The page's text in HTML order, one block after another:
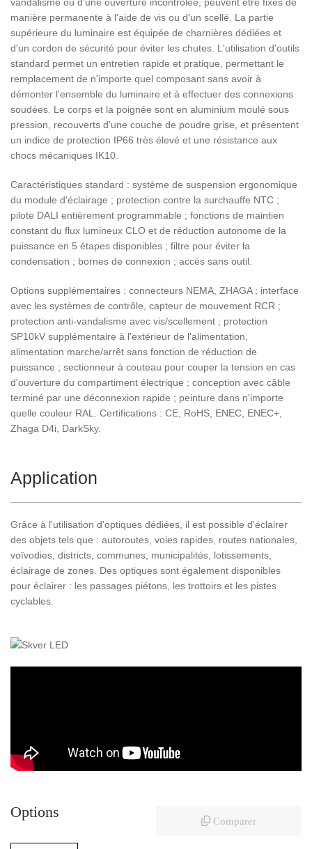
manière permanente à l'aide de vis ou d'un scellé. La partie
supérieure du luminaire est équipée de charnières dédiées et
d'un cordon de sécurité pour éviter les chutes. L'utilisation d'outils
standard permet un entretien rapide et pratique, permettant le
remplacement de n'importe quel composant sans avoir à
démonter l'ensemble du luminaire et à effectuer des connexions
soudées. Le corps et la poignée sont en aluminium moulé sous
pression, recouverts d'une couche de poudre grise, et présentent
un indice de protection IP66 très élevé et une résistance aux
chocs mécaniques IK10.
Caractéristiques standard : système de suspension ergonomique
du module d'éclairage ; protection contre la surchauffe NTC ;
pilote DALI entièrement programmable ; fonctions de maintien
constant du flux lumineux CLO et de réduction autonome de la
puissance en 5 étapes disponibles ; filtre pour éviter la
condensation ; bornes de connexion ; accès sans outil.
Options supplémentaires : connecteurs NEMA, ZHAGA ; interface
avec les systèmes de contrôle, capteur de mouvement RCR ;
protection anti-vandalisme avec vis/scellement ; protection
SP10kV supplémentaire à l'extérieur de l'alimentation,
alimentation marche/arrêt sans fonction de réduction de
puissance ; sectionneur à couteau pour couper la tension en cas
d'ouverture du compartiment électrique ; conception avec câble
terminé par une déconnexion rapide ; peinture dans n'importe
quelle couleur RAL. Certifications : CE, RoHS, ENEC, ENEC+,
Zhaga D4i, DarkSky.
Application
Grâce à l'utilisation d'optiques dédiées, il est possible d'éclairer
des objets tels que : autoroutes, voies rapides, routes nationales,
voïvodies, districts, communes, municipalités, lotissements,
éclairage de zones. Des optiques sont également disponibles
pour éclairer : les passages piétons, les trottoirs et les pistes
cyclables.
Options
Comparer